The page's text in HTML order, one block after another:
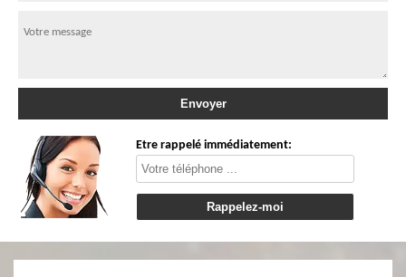
Etre rappelé immédiatement: